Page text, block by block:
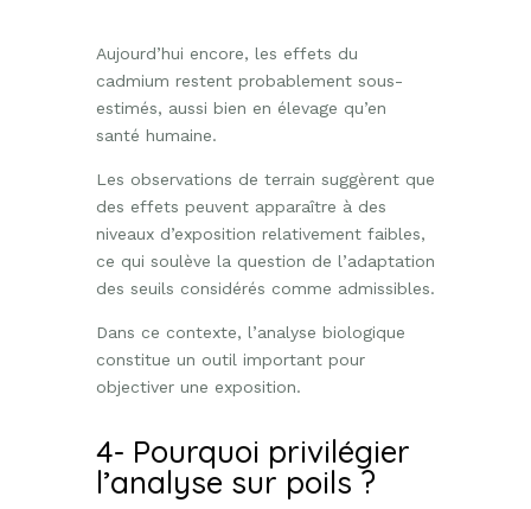
Aujourd’hui encore, les effets du
cadmium restent probablement sous-
estimés, aussi bien en élevage qu’en
santé humaine.
Les observations de terrain suggèrent que
des effets peuvent apparaître à des
niveaux d’exposition relativement faibles,
ce qui soulève la question de l’adaptation
des seuils considérés comme admissibles.
Dans ce contexte, l’analyse biologique
constitue un outil important pour
objectiver une exposition.
4- Pourquoi privilégier
l’analyse sur poils ?